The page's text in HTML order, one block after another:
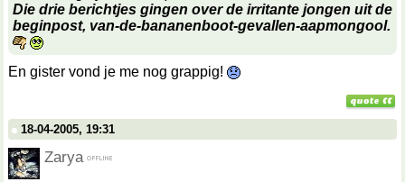
Die drie berichtjes gingen over de irritante jongen uit de
beginpost, van-de-bananenboot-gevallen-aapmongool.
En gister vond je me nog grappig!
18-04-2005, 19:31
Zarya